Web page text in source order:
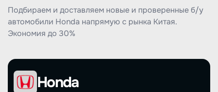
Подбираем и доставляем новые и проверенные б/у
автомобили Honda напрямую с рынка Китая.
Экономия до 30%
Honda